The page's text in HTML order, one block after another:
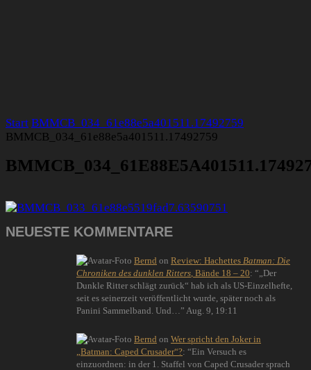
Start BMMCB_034_61e88e5a401511.17492759
BMMCB_034_61e88e5a401511.17492759
NEUESTE KOMMENTARE
Bernd on Review: Hachettes Batman: Die
Chroniken des dunklen Ritters , Bände 18 – 20: “ „Der
Dunkle Ritter schlägt zurück“ hab ich als US-Einzelhefte,
seit es seinerzeit veröffentlicht wurde, später noch als
Panini Sammelband. Und… ” Aug. 9, 19:11
Bernd on Wer spricht den Joker in
„Batman: Caped Crusader“?: “Ein Versuch es
einzuordnen: in der 1. Staffel von Caped Crusader sprach